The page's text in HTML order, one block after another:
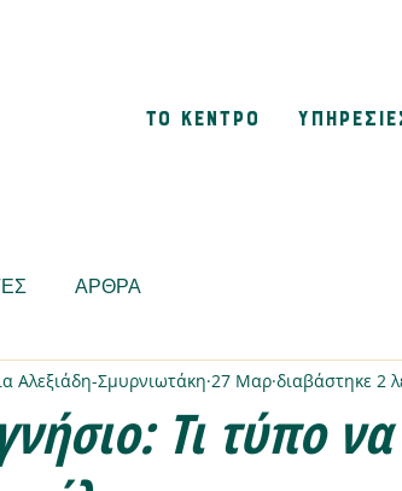
ΤΟ ΚΕΝΤΡΟ
ΑΡΘΡΑ
Τι τύπο
Αλεξιάδη-Σμυρνιωτάκη 27 Μαρ διαβάστηκε 2